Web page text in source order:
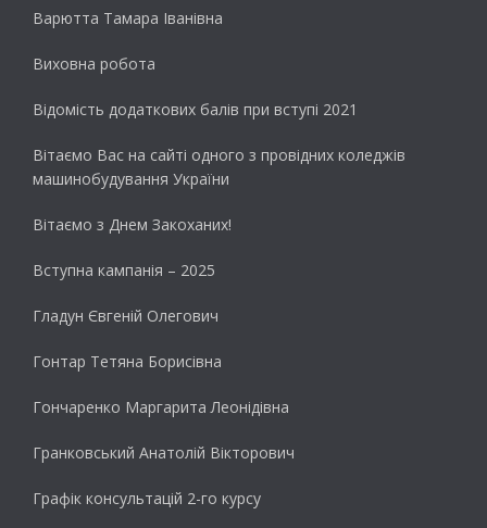
Варютта Тамара Іванівна
Виховна робота
Відомість додаткових балів при вступі 2021
Вітаємо Вас на сайті одного з провідних коледжів
машинобудування України
Вітаємо з Днем Закоханих!
Вступна кампанія – 2025
Гладун Євгеній Олегович
Гонтар Тетяна Борисівна
Гончаренко Маргарита Леонідівна
Гранковський Анатолій Вікторович
Графік консультацій 2-го курсу